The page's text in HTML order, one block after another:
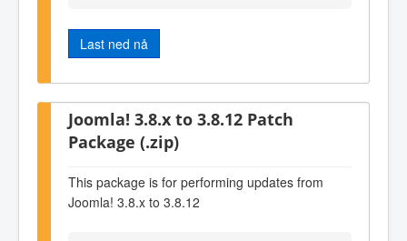
Last ned nå
Joomla! 3.8.x to 3.8.12 Patch
Package (.zip)
This package is for performing updates from
Joomla! 3.8.x to 3.8.12